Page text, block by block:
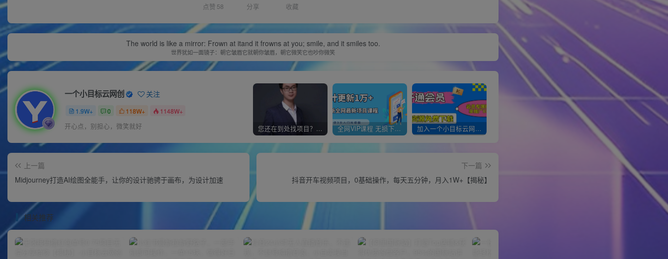
点赞 58 分享 收藏
The world is like a mirror: Frown at itand it frowns at you; smile, and it smiles too.
世界犹如一面镜子：朝它皱眉它就朝你皱眉，朝它微笑它也吵你微笑
一个小目标云网创 关注
1.9W+ 0 118W+ 1148W+
开心点，别担心，微笑就好 您还在到处找项目？还在当韭菜？我靠经营“一个小目标网创商城”年入百W+，曾经我也负债累累! 全网VIP课程 无损下载~ 加入一个小目标云网创会员，全站资源免费学习。更可享受推广高达80%分佣！
上一篇
Midjourney打造AI绘图全能手，让你的设计驰骋于画布，为设计加速
下一篇
抖音开车视频项目，0基础操作，每天五分钟，月入1W+【揭秘】
相关推荐